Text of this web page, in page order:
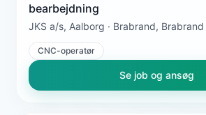
bearbejdning
JKS a/s, Aalborg · Brabrand, Brabrand
CNC-operatør
Se job og ansøg